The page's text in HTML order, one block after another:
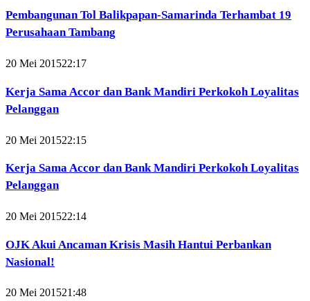
Pembangunan Tol Balikpapan-Samarinda Terhambat 19
Perusahaan Tambang
20 Mei 201522:17
Kerja Sama Accor dan Bank Mandiri Perkokoh Loyalitas
Pelanggan
20 Mei 201522:15
Kerja Sama Accor dan Bank Mandiri Perkokoh Loyalitas
Pelanggan
20 Mei 201522:14
OJK Akui Ancaman Krisis Masih Hantui Perbankan
Nasional!
20 Mei 201521:48